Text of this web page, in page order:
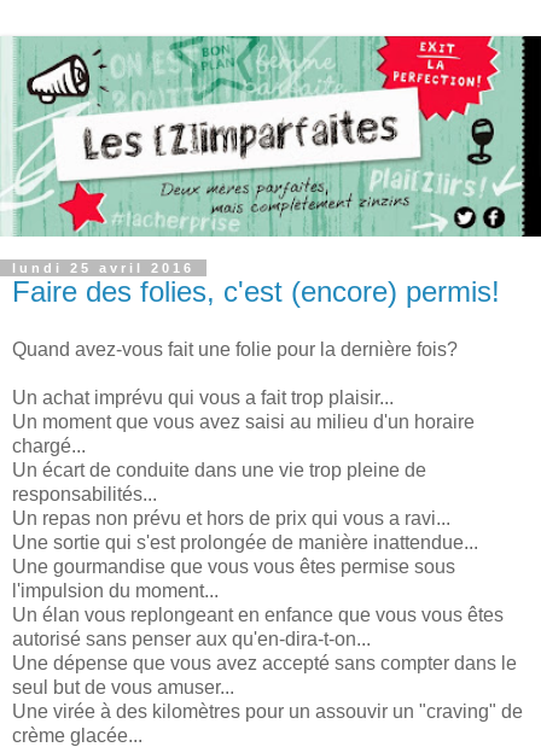
lundi 25 avril 2016
Faire des folies, c'est (encore) permis!
Quand avez-vous fait une folie pour la dernière fois?
Un achat imprévu qui vous a fait trop plaisir...
Un moment que vous avez saisi au milieu d'un horaire
chargé...
Un écart de conduite dans une vie trop pleine de
responsabilités...
Un repas non prévu et hors de prix qui vous a ravi...
Une sortie qui s'est prolongée de manière inattendue...
Une gourmandise que vous vous êtes permise sous
l'impulsion du moment...
Un élan vous replongeant en enfance que vous vous êtes
autorisé sans penser aux qu'en-dira-t-on...
Une dépense que vous avez accepté sans compter dans le
seul but de vous amuser...
Une virée à des kilomètres pour un assouvir un "craving" de
crème glacée...